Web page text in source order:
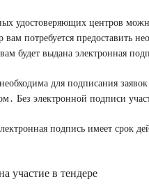
удостоверяющих центров
вам потребуется предоставить
будет выдана электронная
для подписания
Без электронной подписи
подпись имеет срок
участие в тендере